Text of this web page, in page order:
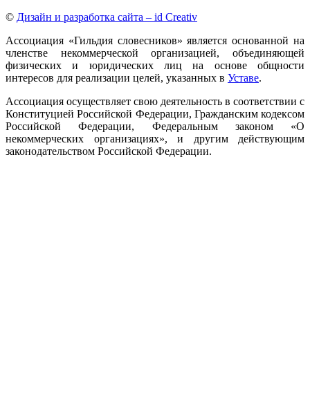
© Дизайн и разработка сайта – id Creativ
Ассоциация «Гильдия словесников» является основанной на
членстве некоммерческой организацией, объединяющей
физических и юридических лиц на основе общности
интересов для реализации целей, указанных в Уставе.
Ассоциация осуществляет свою деятельность в соответствии с
Конституцией Российской Федерации, Гражданским кодексом
Российской Федерации, Федеральным законом «О
некоммерческих организациях», и другим действующим
законодательством Российской Федерации.